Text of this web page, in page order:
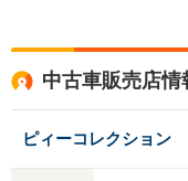
中古車販売店情
ピィーコレクション